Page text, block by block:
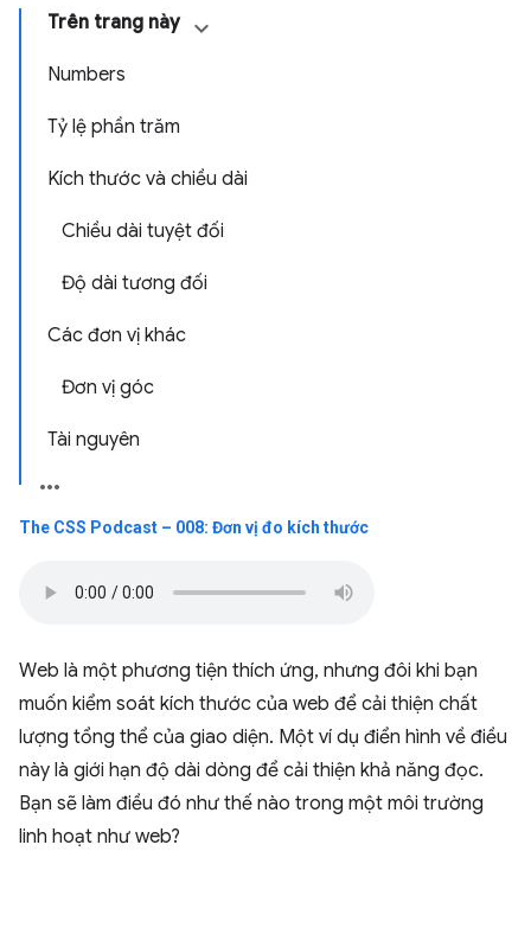
Trên trang này
Numbers
Tỷ lệ phần trăm
Kích thước và chiều dài
Chiều dài tuyệt đối
Độ dài tương đối
Các đơn vị khác
Đơn vị góc
Tài nguyên
The CSS Podcast – 008: Đơn vị đo kích thước
Web là một phương tiện thích ứng, nhưng đôi khi bạn
muốn kiểm soát kích thước của web để cải thiện chất
lượng tổng thể của giao diện. Một ví dụ điển hình về điều
này là giới hạn độ dài dòng để cải thiện khả năng đọc.
Bạn sẽ làm điều đó như thế nào trong một môi trường
linh hoạt như web?